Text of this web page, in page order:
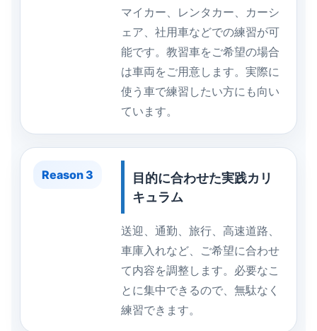
マイカー、レンタカー、カーシ
ェア、社用車などでの練習が可
能です。教習車をご希望の場合
は車両をご用意します。実際に
使う車で練習したい方にも向い
ています。
Reason 3
目的に合わせた実践カリ
キュラム
送迎、通勤、旅行、高速道路、
車庫入れなど、ご希望に合わせ
て内容を調整します。必要なこ
とに集中できるので、無駄なく
練習できます。